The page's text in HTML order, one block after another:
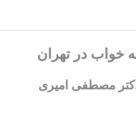
خواب در تهران
مصطفی امیری